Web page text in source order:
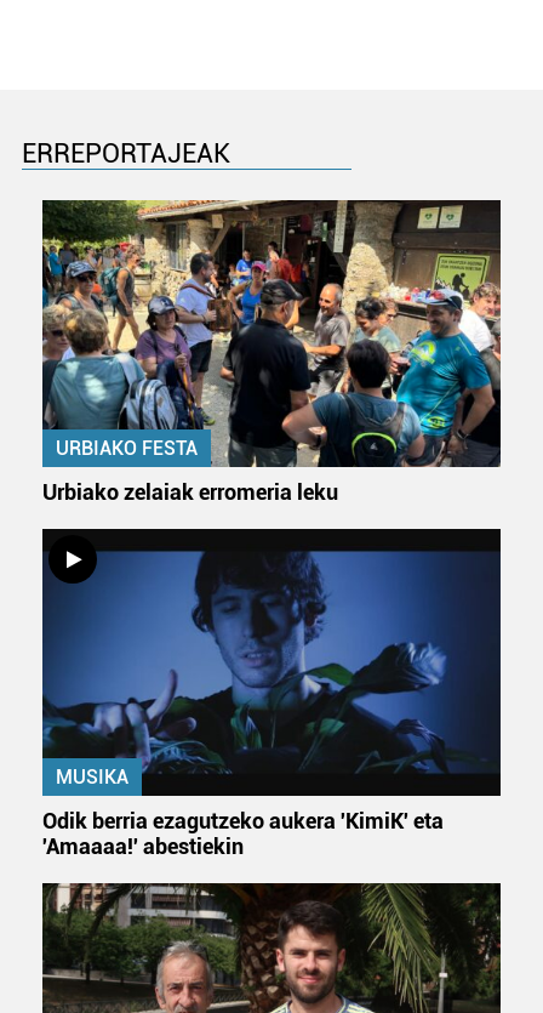
ERREPORTAJEAK
URBIAKO FESTA
Urbiako zelaiak erromeria leku
MUSIKA
Odik berria ezagutzeko aukera 'KimiK' eta
'Amaaaa!' abestiekin